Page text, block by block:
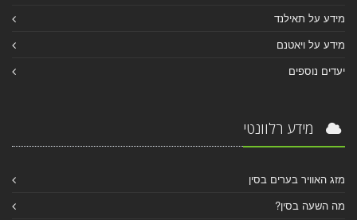
מידע על תאילנד
מידע על ויאטנם
יעדים נוספים
מידע רלוונטי
מזג האוויר בערים בסין
מה השעה בסין?